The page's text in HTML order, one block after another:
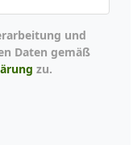
Daten gemäß
zu.